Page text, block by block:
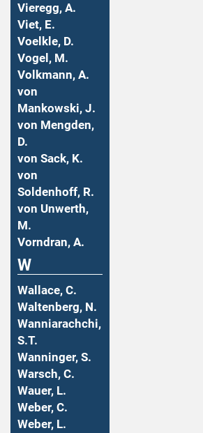
Vieregg, A.
Viet, E.
Voelkle, D.
Vogel, M.
Volkmann, A.
von
Mankowski, J.
von Mengden,
D.
von Sack, K.
von
Soldenhoff, R.
von Unwerth,
M.
Vorndran, A.
W
Wallace, C.
Waltenberg, N.
Wanniarachchi,
S.T.
Wanninger, S.
Warsch, C.
Wauer, L.
Weber, C.
Weber, L.